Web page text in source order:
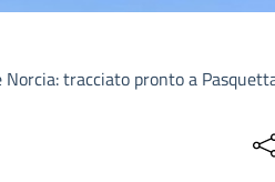
Norcia: tracciato pronto a